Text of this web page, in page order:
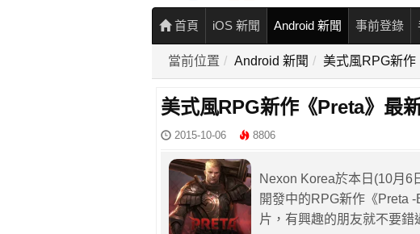
首頁 iOS 新聞 Android 新聞 事前登錄
當前位置 Android 新聞 美式風RPG新作
美式風RPG新作《Preta》最
2015-10-06 8806
Nexon Korea於本日(10月6
開發中的RPG新作《Preta
片，有興趣的朋友就不要錯